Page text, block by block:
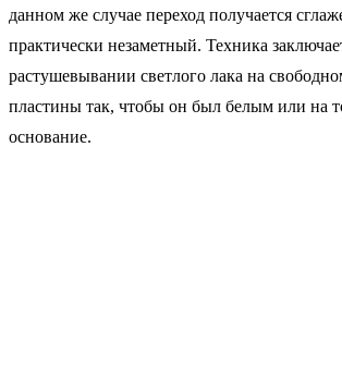
данном же случае переход получается
практически незаметный. Техника
растушевывании светлого лака на
пластины так, чтобы он был белым или на
основание.